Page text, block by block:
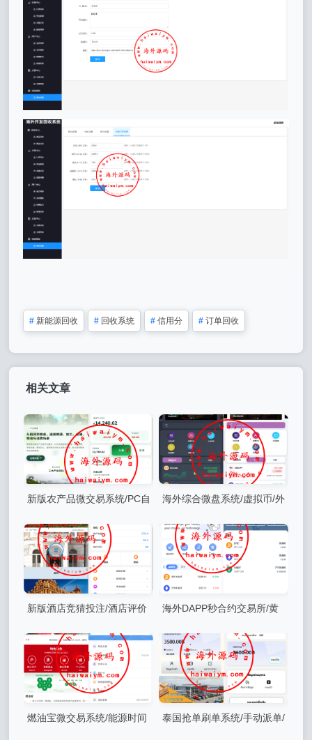
# 新能源回收 # 回收系统 # 信用分 # 订单回收
相关文章
新版农产品微交易系统/PC自
海外综合微盘系统/虚拟币/外
用分
新版酒店竞猜投注/酒店评价
海外DAPP秒合约交易所/黄
燃油宝微交易系统/能源时间
泰国抢单刷单系统/手动派单/